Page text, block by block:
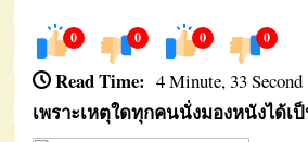
0 0 0 0
Read Time: 4 Minute, 33 Second
เพราะเหตุใดทุกคนนั่งมองหนังได้เ